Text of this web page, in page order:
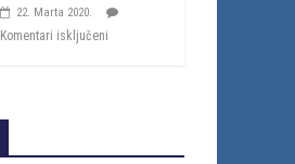
22. Marta 2020.
Komentari isključeni